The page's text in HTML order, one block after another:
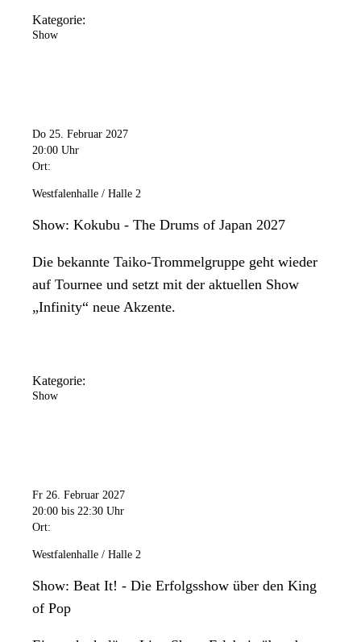
Kategorie:
Show
Do 25. Februar 2027
20:00 Uhr
Ort:
Westfalenhalle / Halle 2
Show: Kokubu - The Drums of Japan 2027
Die bekannte Taiko-Trommelgruppe geht wieder
auf Tournee und setzt mit der aktuellen Show
„Infinity“ neue Akzente.
Kategorie:
Show
Fr 26. Februar 2027
20:00 bis 22:30 Uhr
Ort:
Westfalenhalle / Halle 2
Show: Beat It! - Die Erfolgsshow über den King
of Pop